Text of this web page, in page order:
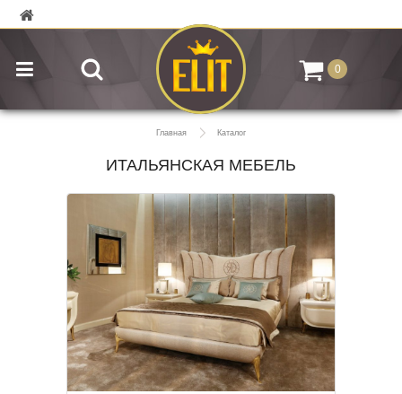
0
Главная Каталог
ИТАЛЬЯНСКАЯ МЕБЕЛЬ